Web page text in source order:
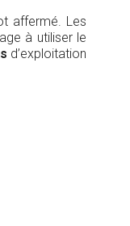
affermé. Les
à utiliser le
d’exploitation